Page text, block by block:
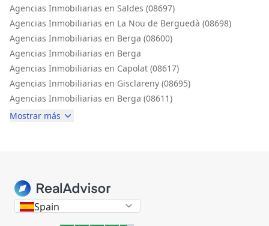
Agencias Inmobiliarias en Saldes (08697)
Agencias Inmobiliarias en La Nou de Berguedà (08698)
Agencias Inmobiliarias en Berga (08600)
Agencias Inmobiliarias en Berga
Agencias Inmobiliarias en Capolat (08617)
Agencias Inmobiliarias en Gisclareny (08695)
Agencias Inmobiliarias en Berga (08611)
Mostrar más
Spain